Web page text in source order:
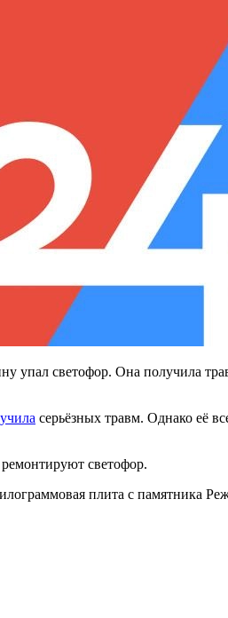
светофор. Она получила
серьёзных травм. Однако её
светофор.
плита с памятника